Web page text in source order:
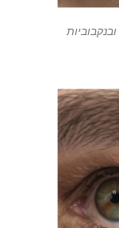
טיפול בצלקות פוסט-אקנה מסוג ice pick ובנקבוביות